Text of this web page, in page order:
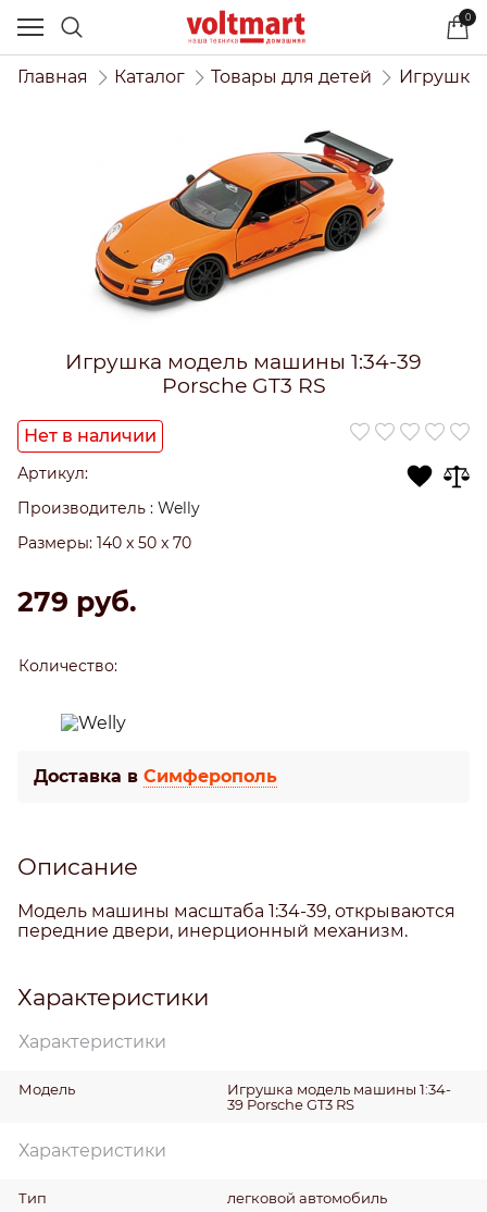
0
Главная Каталог Товары для детей Игрушки
Игрушка модель машины 1:34-39
Porsche GT3 RS
Нет в наличии
Артикул:
Производитель : Welly
Размеры: 140 x 50 x 70
279 руб.
Количество:
Доставка в Симферополь
Описание
Модель машины масштаба 1:34-39, открываются
передние двери, инерционный механизм.
Характеристики
Характеристики
Модель
Игрушка модель машины 1:34-
39 Porsche GT3 RS
Характеристики
Тип легковой автомобиль